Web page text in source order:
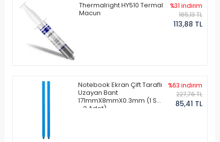
Thermalright HY510 Termal
Macun
%31 indirim
165,13 TL
113,88 TL
Notebook Ekran Çift Taraflı
Uzayan Bant
171mmX8mmX0.3mm (1 Set
- 2 Adet)
%63 indirim
227,76 TL
85,41 TL